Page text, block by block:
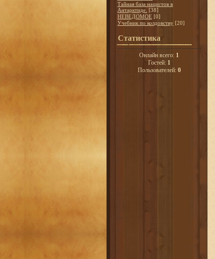
Тайная база нацистов в
Антарктиде. [38]
НЕВЕДОМОЕ [0]
Учебник по колдовству [20]
Статистика
Онлайн всего: 1
Гостей: 1
Пользователей: 0